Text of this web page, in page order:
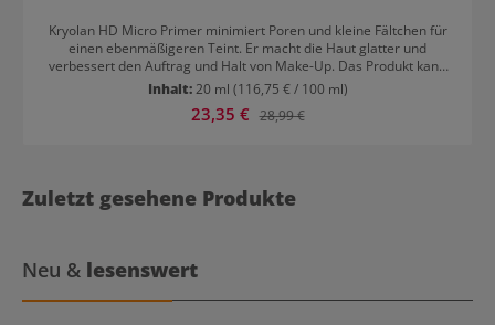
Kryolan HD Micro Primer minimiert Poren und kleine Fältchen für
einen ebenmäßigeren Teint. Er macht die Haut glatter und
verbessert den Auftrag und Halt von Make-Up. Das Produkt kann
aber auch alleine getragen werden. Kryolan HD Micro Primer:
dafür, dass das Make-up besser und länger hält, sondern pflegt
den Handrücken geben und sanft ins Gesicht massieren bevor die
Foundation aufgetragen wird. Auf glänzende Stellen und Bereiche
Inhalt:20 ml (116,75 € / 100 ml)
Verkaufspreis:
23,35 € Regulärer Preis:
28,99 €
Zuletzt gesehene Produkte
Neu & lesenswert